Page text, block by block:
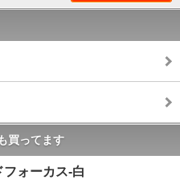
買ってます
ォーカス-白